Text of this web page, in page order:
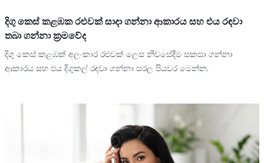
දිගු කෙස් කළඹක රළුවක් සාදා ගන්නා ආකාරය සහ එය රඳවා
තබා ගන්නා ක්‍රමවේද
දිගු කෙස් කළඹක් අලංකාර රළුවක් ලෙස නිවසේදීම සකසා ගන්නා
ආකාරය සහ එය දිගුකල් රඳවා ගන්නා සරල පියවර මෙන්න.